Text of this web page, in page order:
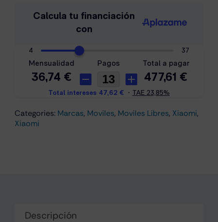
Note
5G
12Gb/512Gb
Mokka
cantidad
Categories: Marcas, Moviles, Moviles Libres, Xiaomi,
Xiaomi
Descripción